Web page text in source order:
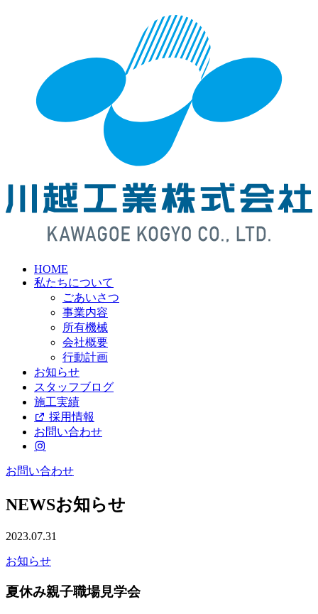
HOME
私たちについて
ごあいさつ
事業内容
所有機械
会社概要
行動計画
お知らせ
スタッフブログ
施工実績
採用情報
お問い合わせ
お問い合わせ
NEWSお知らせ
2023.07.31
お知らせ
夏休み親子職場見学会